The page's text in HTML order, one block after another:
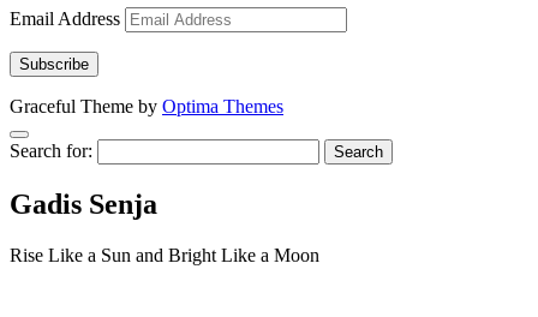
Email Address
Subscribe
Graceful Theme by Optima Themes
Search for:
Gadis Senja
Rise Like a Sun and Bright Like a Moon